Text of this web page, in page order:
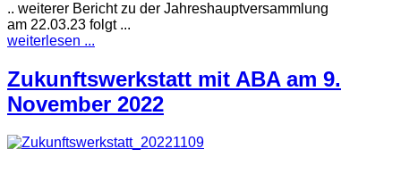
.. weiterer Bericht zu der Jahreshauptversammlung
am 22.03.23 folgt ...
weiterlesen ...
Zukunftswerkstatt mit ABA am 9.
November 2022